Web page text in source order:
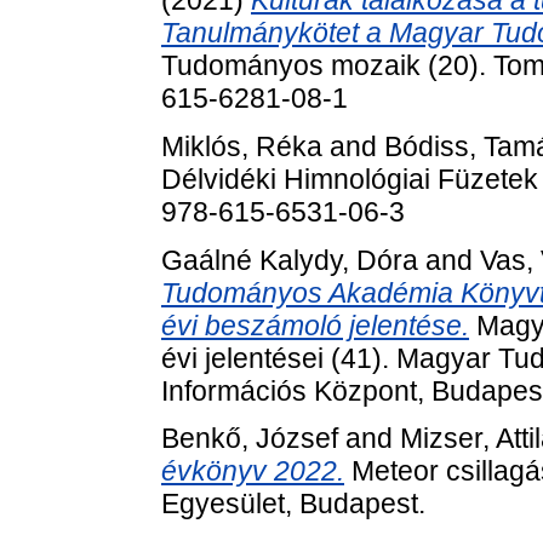
Tanulmánykötet a Magyar
Tudományos mozaik (20).
615-6281-08-1
Miklós, Réka and Bódiss,
Délvidéki Himnológiai
978-615-6531-06-3
Gaálné Kalydy, Dóra and Vas,
Tudományos Akadémia
évi beszámoló jelentése.
évi jelentései (41). Magyar
Információs Központ,
Benkő, Józsefand Mizser,
évkönyv 2022. Meteor
Egyesület, Budapest.